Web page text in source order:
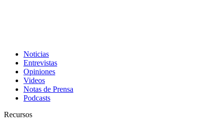
Noticias
Entrevistas
Opiniones
Videos
Notas de Prensa
Podcasts
Recursos